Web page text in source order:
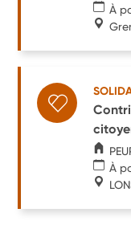
À
À